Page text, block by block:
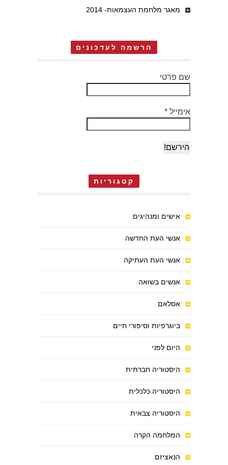
מאגר מלחמת העצמאות- 2014
הרשמה לעדכונים
שם פרטי
אימייל *
קטגוריות
אישים ומנהיגים
אנשי העת החדשה
אנשי העת העתיקה
אנשים בשואה
אסלאם
ביוגרפיות וסיפורי חיים
היום לפני
היסטוריה חברתית
היסטוריה כלכלית
היסטוריה צבאית
המלחמה הקרה
הנאציזם